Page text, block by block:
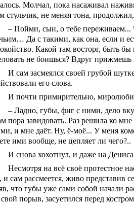
Молчал, пока насаживал
стульчик, не меняя тона,
– Пойми, сын, о тебе переживаем...
Да с такими, как она, если и
Какой там восторг, быть
не боишься? Вдруг прижмешь
И сам засмеялся своей грубой
его слова.
И почти примирительно,
– Ладно, губы, фиг с ними, дело
пора завидовать. Раз решила ко
и мне даёт. Ну, ё-моё... У меня
ими вообще, не цепляет ли чего?..
И снова хохотнул, и даже на
Несмотря на всё своё протестное
и сам рассмеется, живо представив
что губы уже сами собой начали
свой порыв, засуетился перед